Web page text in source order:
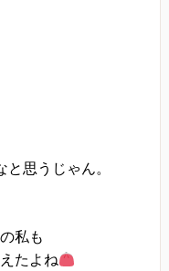
思うじゃん。
私も
たよね